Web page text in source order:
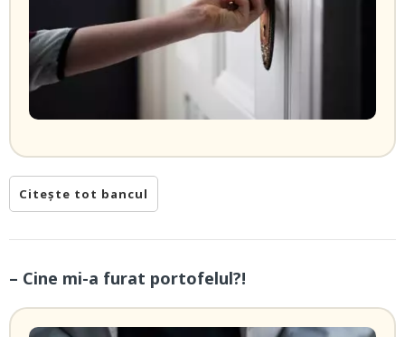
Citește tot bancul
– Cine mi-a furat portofelul?!